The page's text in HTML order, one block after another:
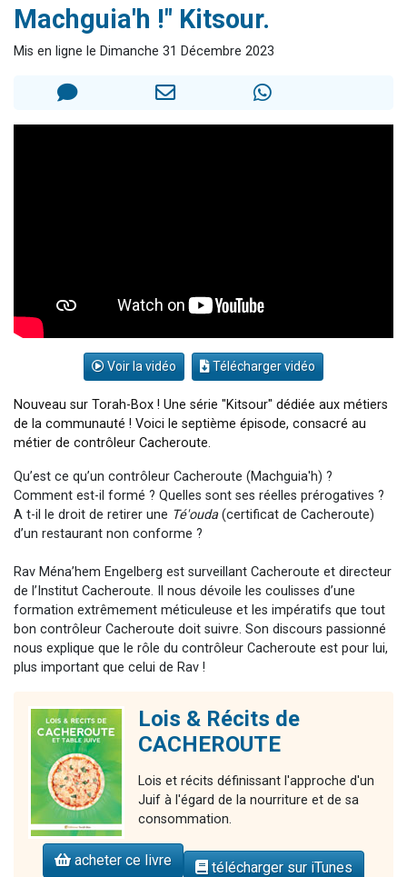
30 personnes viennent de faire un don pour Sauvez la jambe de Yohan
12 nouvelles musiques dans Torah-Box Music
29 personnes viennent de demander une bénédiction
Machguia'h !" Kitsour.
Mis en ligne le Dimanche 31 Décembre 2023
Voir la vidéo Télécharger vidéo
Nouveau sur Torah-Box ! Une série "Kitsour" dédiée aux métiers
de la communauté ! Voici le septième épisode, consacré au
métier de contrôleur Cacheroute.
Qu’est ce qu’un contrôleur Cacheroute (Machguia'h) ?
Comment est-il formé ? Quelles sont ses réelles prérogatives ?
A t-il le droit de retirer une Té'ouda(certificat de Cacheroute)
d’un restaurant non conforme ?
Rav Ména’hem Engelberg est surveillant Cacheroute et directeur
de l’Institut Cacheroute. Il nous dévoile les coulisses d’une
formation extrêmement méticuleuse et les impératifs que tout
bon contrôleur Cacheroute doit suivre. Son discours passionné
nous explique que le rôle du contrôleur Cacheroute est pour lui,
plus important que celui de Rav !
Lois & Récits de
CACHEROUTE
Lois et récits définissant l'approche d'un
Juif à l'égard de la nourriture et de sa
consommation.
acheter ce livre télécharger sur iTunes